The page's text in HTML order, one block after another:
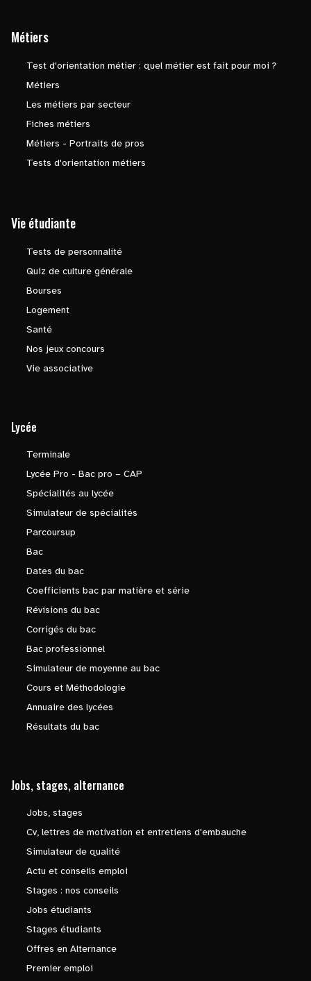
Métiers
Test d'orientation métier : quel métier est fait pour moi ?
Métiers
Les métiers par secteur
Fiches métiers
Métiers - Portraits de pros
Tests d'orientation métiers
Vie étudiante
Tests de personnalité
Quiz de culture générale
Bourses
Logement
Santé
Nos jeux concours
Vie associative
Lycée
Terminale
Lycée Pro - Bac pro – CAP
Spécialités au lycée
Simulateur de spécialités
Parcoursup
Bac
Dates du bac
Coefficients bac par matière et série
Révisions du bac
Corrigés du bac
Bac professionnel
Simulateur de moyenne au bac
Cours et Méthodologie
Annuaire des lycées
Résultats du bac
Jobs, stages, alternance
Jobs, stages
Cv, lettres de motivation et entretiens d'embauche
Simulateur de qualité
Actu et conseils emploi
Stages : nos conseils
Jobs étudiants
Stages étudiants
Offres en Alternance
Premier emploi